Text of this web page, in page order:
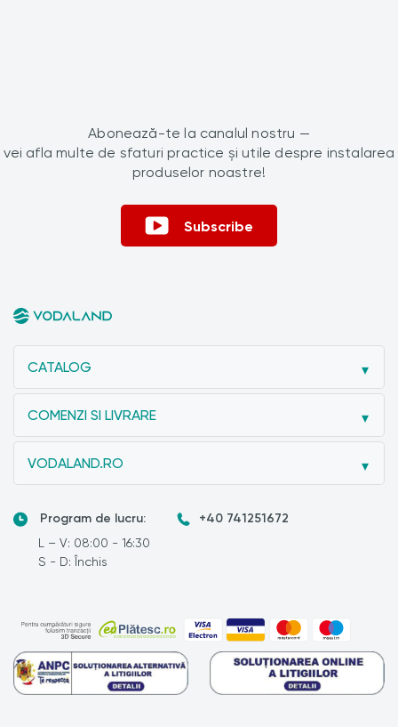
Abonează-te la canalul nostru —
vei afla multe de sfaturi practice și utile despre instalarea
produselor noastre!
Subscribe
CATALOG
COMENZI SI LIVRARE
VODALAND.RO
Program de lucru:
L – V: 08:00 - 16:30
S - D: Închis
+40 741251672